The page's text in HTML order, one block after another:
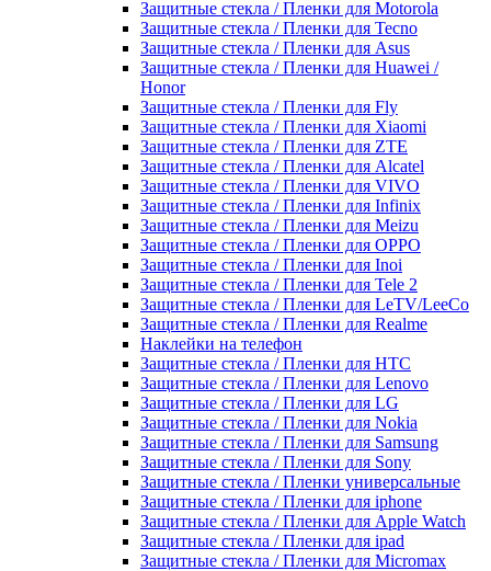
Защитные стекла / Пленки для Motorola
Защитные стекла / Пленки для Tecno
Защитные стекла / Пленки для Asus
Защитные стекла / Пленки для Huawei /
Honor
Защитные стекла / Пленки для Fly
Защитные стекла / Пленки для Xiaomi
Защитные стекла / Пленки для ZTE
Защитные стекла / Пленки для Alcatel
Защитные стекла / Пленки для VIVO
Защитные стекла / Пленки для Infinix
Защитные стекла / Пленки для Meizu
Защитные стекла / Пленки для OPPO
Защитные стекла / Пленки для Inoi
Защитные стекла / Пленки для Tele 2
Защитные стекла / Пленки для LeTV/LeeCo
Защитные стекла / Пленки для Realme
Наклейки на телефон
Защитные стекла / Пленки для HTC
Защитные стекла / Пленки для Lenovo
Защитные стекла / Пленки для LG
Защитные стекла / Пленки для Nokia
Защитные стекла / Пленки для Samsung
Защитные стекла / Пленки для Sony
Защитные стекла / Пленки универсальные
Защитные стекла / Пленки для iphone
Защитные стекла / Пленки для Apple Watch
Защитные стекла / Пленки для ipad
Защитные стекла / Пленки для Micromax